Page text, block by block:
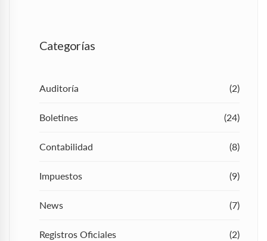
Categorías
Auditoría (2)
Boletines (24)
Contabilidad (8)
Impuestos (9)
News (7)
Registros Oficiales (2)